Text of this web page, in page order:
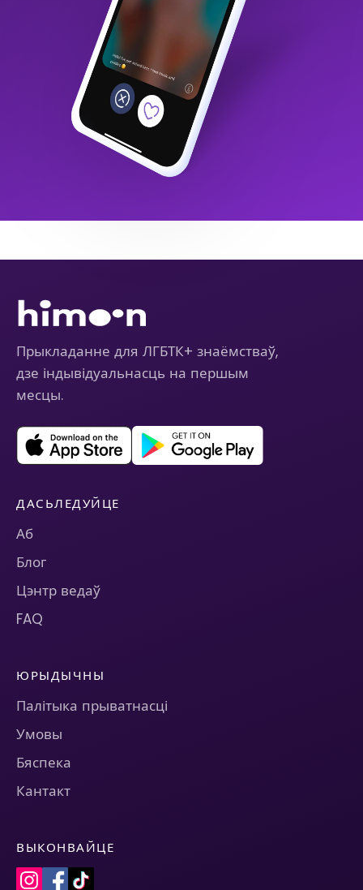
Прыкладанне для ЛГБТК+ знаёмстваў,
дзе індывідуальнасць на першым
месцы.
ДАСЬЛЕДУЙЦЕ
Аб
Блог
Цэнтр ведаў
FAQ
ЮРЫДЫЧНЫ
Палітыка прыватнасці
Умовы
Бяспека
Кантакт
ВЫКОНВАЙЦЕ